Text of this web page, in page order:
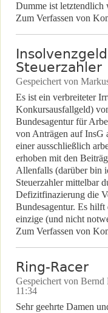
Dumme ist letztendlich
Zum Verfassen von
Steuerzahler
Gespeichert von
Es ist ein verbreiteter
Konkursausfallgeld)
Bundesagentur für
von Anträgen auf InsG
einer ausschließlich
erhoben mit den
Allenfalls (darüber bin
Steuerzahler mittelbar
Defizitfinazierung die
Bundesagentur. Es
einzige (und nicht
Zum Verfassen von
Ring-Racer
Gespeichert von Bernd
11:34
Sehr geehrte Damen